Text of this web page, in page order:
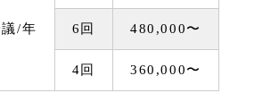
/年 6回 480,000〜
4回 360,000〜